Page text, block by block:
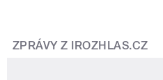
ZPRÁVY Z IROZHLAS.CZ